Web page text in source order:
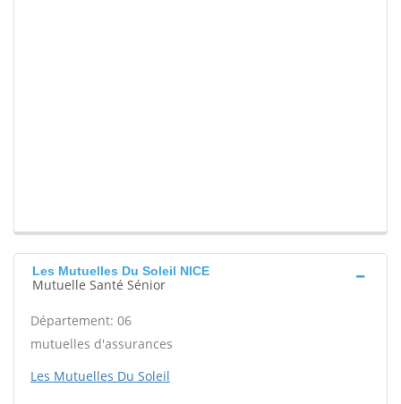
Les Mutuelles Du Soleil NICE
Mutuelle Santé Sénior
Département: 06
mutuelles d'assurances
Les Mutuelles Du Soleil